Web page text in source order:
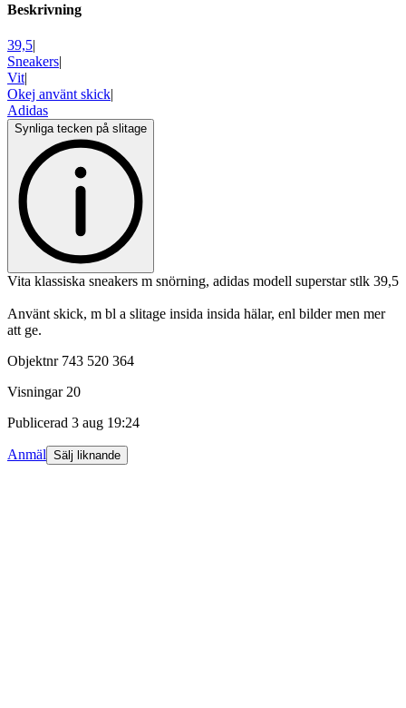
Beskrivning
39,5|
Sneakers|
Vit|
Okej använt skick|
Adidas
Synliga tecken på slitage
Vita klassiska sneakers m snörning, adidas modell superstar stlk 39,5
Använt skick, m bl a slitage insida insida hälar, enl bilder men mer
att ge.
Objektnr 743 520 364
Visningar 20
Publicerad 3 aug 19:24
Anmäl Sälj liknande